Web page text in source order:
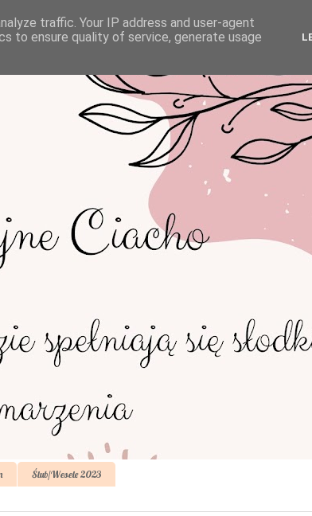
Ślub/Wesele 2023
traffic. Your IP address and user-agent
to ensure quality of service, generate usage